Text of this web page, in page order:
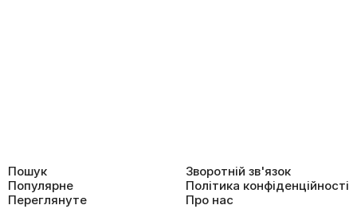
Пошук
Популярне
Переглянуте
Зворотній зв'язок
Політика конфіденційності
Про нас